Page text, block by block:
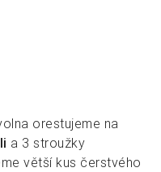
orestujeme na
a 3 stroužky
větší kus čerstvého